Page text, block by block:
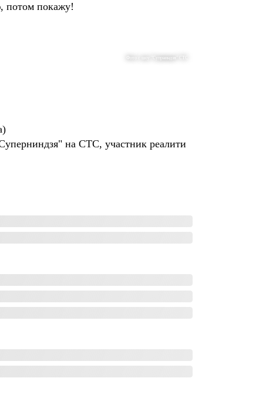
потом покажу!
Фото с шоу "Супрниндзя" СТС
на СТС, участник реалити